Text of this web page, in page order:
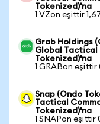
Tokenized)'na
1 VZon eşittir
Grab Holdings
Global Tactical
Tokenized)'na
1 GRABon eşittir
Snap (Ondo
Tactical
Tokenized)'na
1 SNAPon eşittir